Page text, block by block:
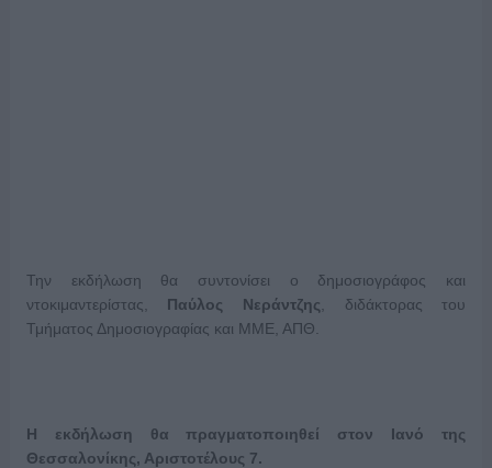
Την εκδήλωση θα συντονίσει ο δημοσιογράφος και
ντοκιμαντερίστας, Παύλος Νεράντζης , διδάκτορας του
Τμήματος Δημοσιογραφίας και ΜΜΕ, ΑΠΘ.
Η εκδήλωση θα πραγματοποιηθεί στον Ιανό της
Θεσσαλονίκης, Αριστοτέλους 7.